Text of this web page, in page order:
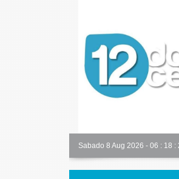
Sabado 8 Aug 2026 - 06 : 18 :
Alicante Actualidad